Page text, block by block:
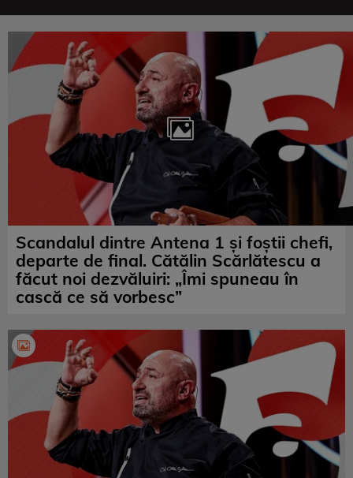
Scandalul dintre Antena 1 şi foştii chefi,
departe de final. Cătălin Scărlătescu a
făcut noi dezvăluiri: „Îmi spuneau în
cască ce să vorbesc”